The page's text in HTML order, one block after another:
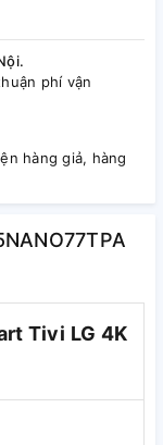
phí vận
hàng giả, hàng
Tivi LG 4K